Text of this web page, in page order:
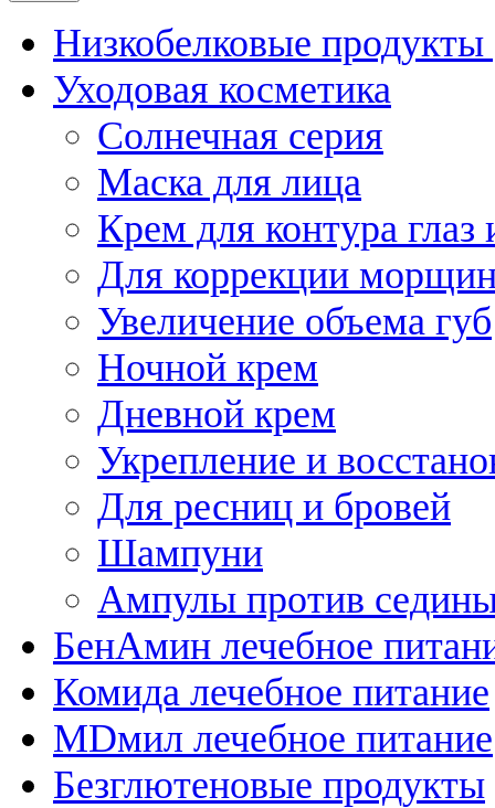
Низкобелковые продукты
Уходовая косметика
Солнечная серия
Маска для лица
Крем для контура глаз
Для коррекции
Увеличение объема губ
Ночной крем
Дневной крем
Укрепление и
Для ресниц и бровей
Шампуни
Ампулы против
БенАмин лечебное
Комида лечебное питание
MDмил лечебное питание
Безглютеновые продукты